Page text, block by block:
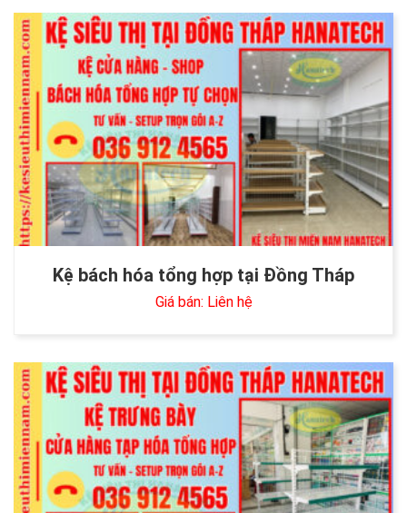
Kệ bách hóa tổng hợp tại Đồng Tháp
Giá bán: Liên hệ